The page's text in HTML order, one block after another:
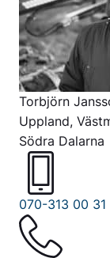
Torbjörn
Uppland,
Södra Dalarna
070-313 00 31